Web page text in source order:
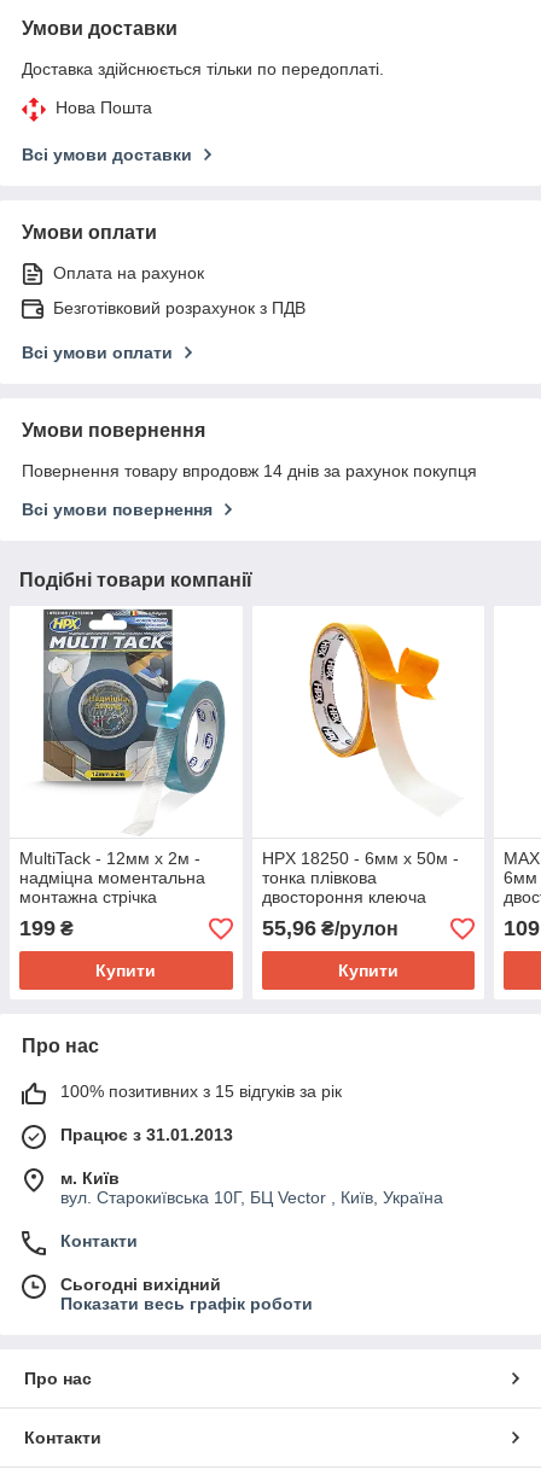
Умови доставки
Доставка здійснюється тільки по передоплаті.
Нова Пошта
Всі умови доставки
Умови оплати
Оплата на рахунок
Безготівковий розрахунок з ПДВ
Всі умови оплати
Умови повернення
Повернення товару впродовж 14 днів за рахунок покупця
Всі умови повернення
Подібні товари компанії
MultiTack - 12мм x 2м -
надміцна моментальна
монтажна стрічка
199 ₴
Купити
HPX 18250 - 6мм x 50м -
тонка плівкова
двостороння клеюча
стрічка
55,96₴/рулон
Купити
6мм
для
109
Про нас
100% позитивних з 15 відгуків за рік
Працює з 31.01.2013
м. Київ
вул. Старокиївська 10Г, БЦ Vector , Київ, Україна
Контакти
Сьогодні вихідний
Показати весь графік роботи
Про нас
Контакти